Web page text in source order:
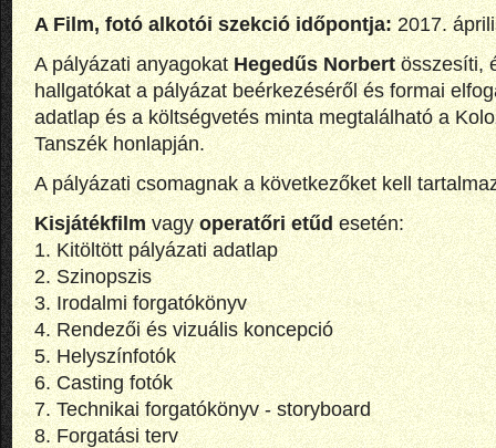
A Film, fotó alkotói szekció időpontja:2017.
A pályázati anyagokatHegedűs Norbertösszesíti,
hallgatókat a pályázat beérkezéséről és formai
adatlap és a költségvetés minta megtalálható a
Tanszék honlapján.
A pályázati csomagnak a következőket kell
Kisjátékfilmvagyoperatőri etűdesetén:
1. Kitöltött pályázati adatlap
2. Szinopszis
3. Irodalmi forgatókönyv
4. Rendezői és vizuális koncepció
5. Helyszínfotók
6. Casting fotók
7. Technikai forgatókönyv - storyboard
8. Forgatási terv